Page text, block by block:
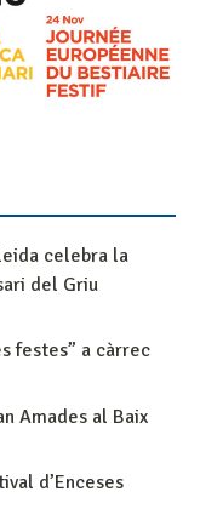
celebra la
del Griu
festes” a càrrec
Amades al Baix
d’Enceses